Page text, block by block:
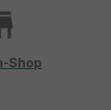
Shop